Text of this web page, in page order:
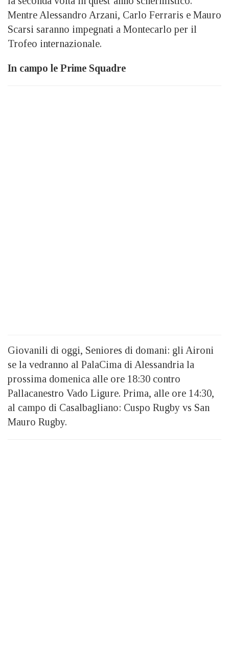
Mentre Alessandro Arzani, Carlo Ferraris e Mauro
Scarsi saranno impegnati a Montecarlo per il
Trofeo internazionale.
In campo le Prime Squadre
Giovanili di oggi, Seniores di domani: gli Aironi
se la vedranno al PalaCima di Alessandria la
prossima domenica alle ore 18:30 contro
Pallacanestro Vado Ligure. Prima, alle ore 14:30,
al campo di Casalbagliano: Cuspo Rugby vs San
Mauro Rugby.